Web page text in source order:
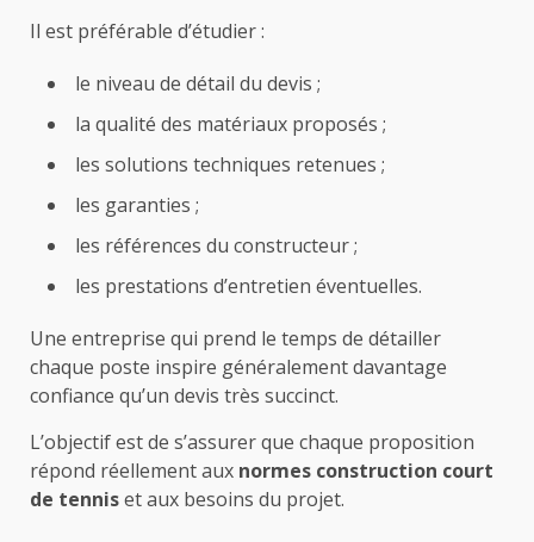
Il est préférable d’étudier :
le niveau de détail du devis ;
la qualité des matériaux proposés ;
les solutions techniques retenues ;
les garanties ;
les références du constructeur ;
les prestations d’entretien éventuelles.
Une entreprise qui prend le temps de détailler
chaque poste inspire généralement davantage
confiance qu’un devis très succinct.
L’objectif est de s’assurer que chaque proposition
répond réellement aux normes construction court
de tenniset aux besoins du projet.